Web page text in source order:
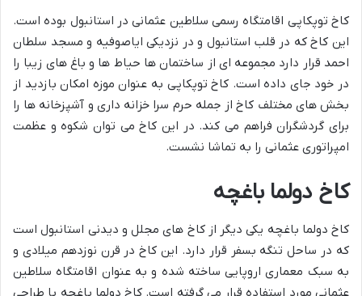
کاخ توپکاپی اقامتگاه رسمی سلاطین عثمانی در استانبول بوده است.
این کاخ که در قلب استانبول و در نزدیکی ایاصوفیه و مسجد سلطان
احمد قرار دارد مجموعه ای از ساختمان ها حیاط ها و باغ های زیبا را
در خود جای داده است. کاخ توپکاپی به عنوان موزه امکان بازدید از
بخش های مختلف کاخ از جمله حرم سرا خزانه داری و آشپزخانه ها را
برای گردشگران فراهم می کند. در این کاخ می توان شکوه و عظمت
امپراتوری عثمانی را به تماشا نشست.
کاخ دولما باغچه
کاخ دولما باغچه یکی دیگر از کاخ های مجلل و دیدنی استانبول است
که در ساحل تنگه بسفر قرار دارد. این کاخ در قرن نوزدهم میلادی و
به سبک معماری اروپایی ساخته شده و به عنوان اقامتگاه سلاطین
عثمانی مورد استفاده قرار می گرفته است. کاخ دولما باغچه با طراحی